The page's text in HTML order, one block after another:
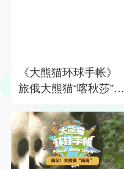
《大熊猫环球手帐》
旅俄大熊猫“喀秋莎”体
重超80公斤